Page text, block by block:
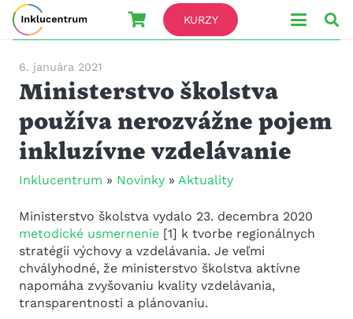
KURZY
6. januára 2021
Ministerstvo školstva
používa nerozvážne pojem
inkluzívne vzdelávanie
Inklucentrum » Novinky » Aktuality
Ministerstvo školstva vydalo 23. decembra 2020
metodické usmernenie [1] k tvorbe regionálnych
stratégii výchovy a vzdelávania. Je veľmi
chvályhodné, že ministerstvo školstva aktívne
napomáha zvyšovaniu kvality vzdelávania,
transparentnosti a plánovaniu.